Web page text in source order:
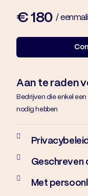
€ 180 /
Aan te raden
Bedrijven die enkel
nodig hebben
Geschreven
Met